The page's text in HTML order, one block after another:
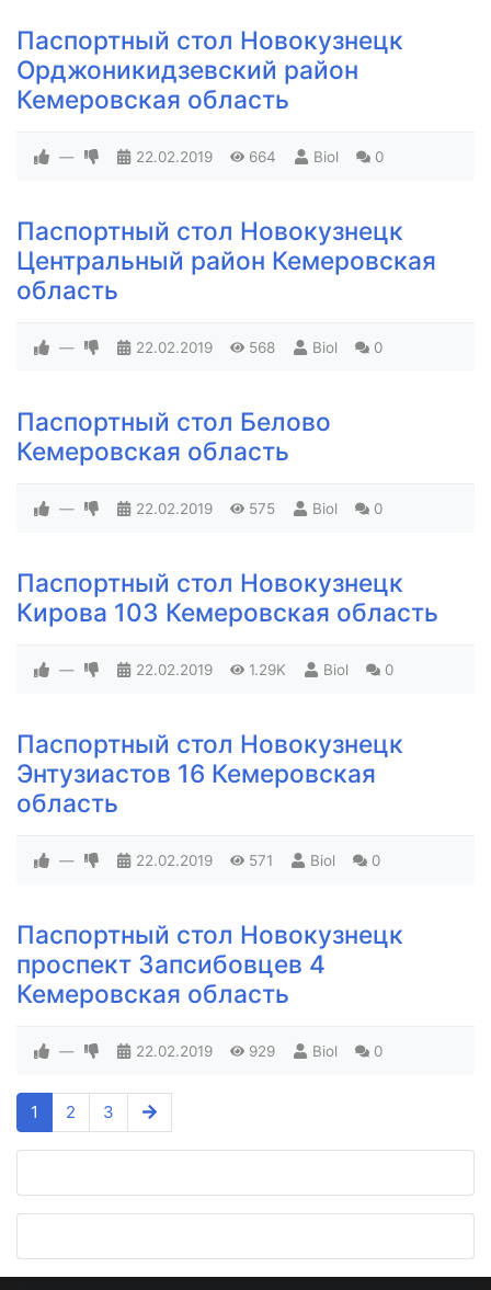
Паспортный стол Новокузнецк
Орджоникидзевский район
Кемеровская область
— 22.02.2019 664 Biol 0
Паспортный стол Новокузнецк
Центральный район Кемеровская
область
— 22.02.2019 568 Biol 0
Паспортный стол Белово
Кемеровская область
— 22.02.2019 575 Biol 0
Паспортный стол Новокузнецк
Кирова 103 Кемеровская область
— 22.02.2019 1.29K Biol 0
Паспортный стол Новокузнецк
Энтузиастов 16 Кемеровская
область
— 22.02.2019 571 Biol 0
Паспортный стол Новокузнецк
проспект Запсибовцев 4
Кемеровская область
— 22.02.2019 929 Biol 0
1 2 3